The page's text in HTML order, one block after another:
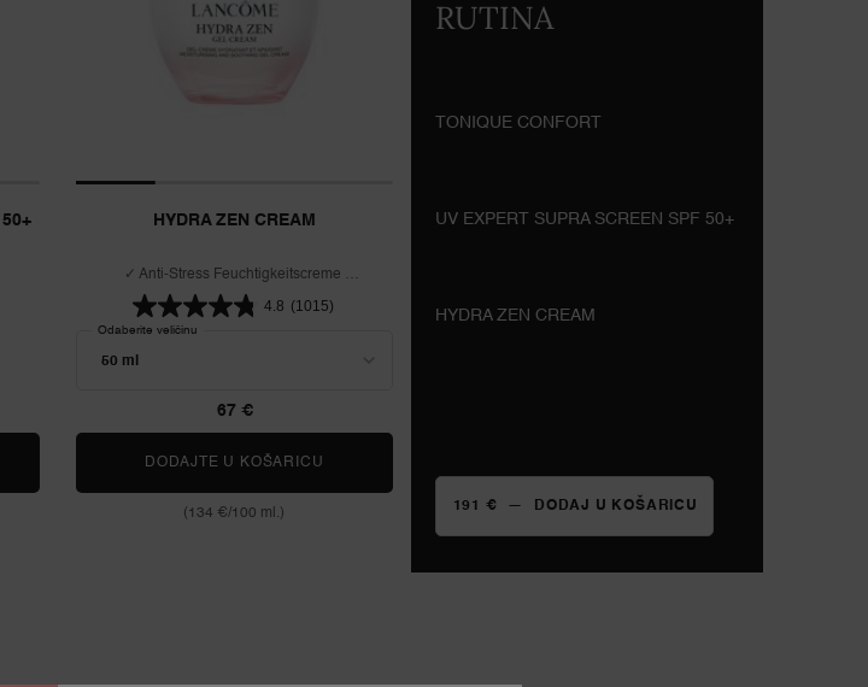
50+
EXPERT SUPRA SCREEN SPF 50+
HYDRA ZEN CREAM
✓ Anti-Stress Feuchtigkeitscreme
✓ Erfrischt & beruhigt die Haut sofort
4.8 (1015)
Odaberite veličinu
67 €
DODAJTE U KOŠARICU
(134 €/100 ml.)
RUTINA
TONIQUE CONFORT
UV EXPERT SUPRA SCREEN SPF 50+
HYDRA ZEN CREAM
191 € ―
DODAJ U KOŠARICU